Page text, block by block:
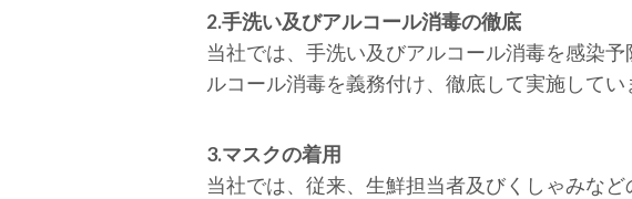
2.手洗い及びアルコール消毒の徹底
当社では、手洗い及びアルコール消毒を感染
ルコール消毒を義務付け、徹底して実施してい
3.マスクの着用
当社では、従来、生鮮担当者及びくしゃみな